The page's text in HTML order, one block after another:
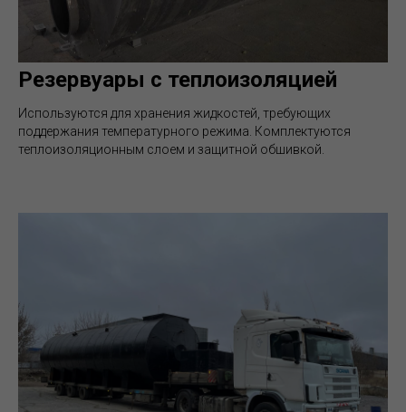
Резервуары с теплоизоляцией
Используются для хранения жидкостей, требующих
поддержания температурного режима. Комплектуются
теплоизоляционным слоем и защитной обшивкой.